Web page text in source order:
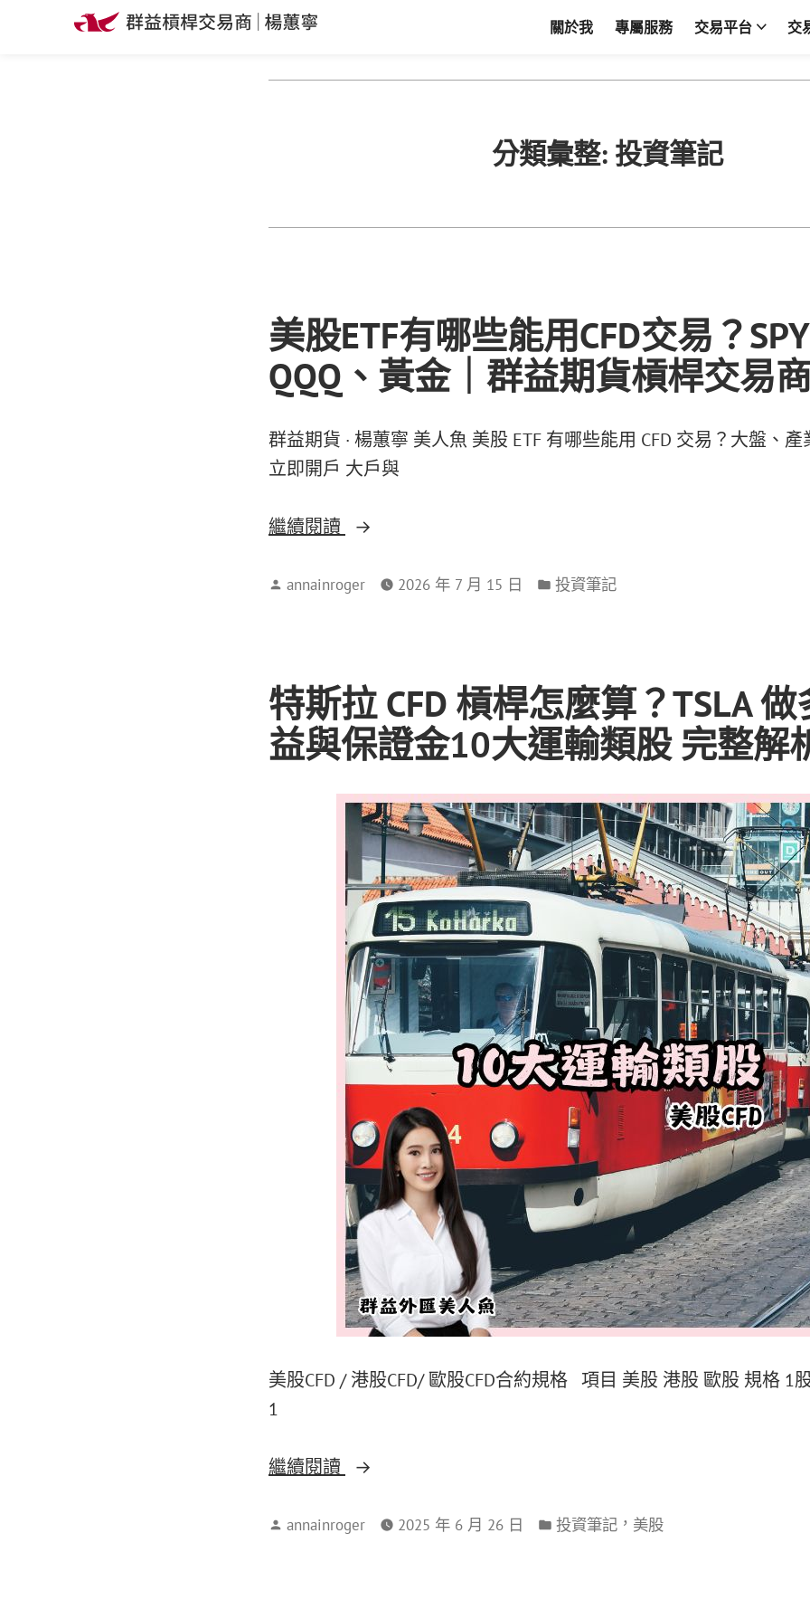
關於我 專屬服務 交易平台 交
分類彙整: 投資筆記
美股ETF有哪些能用CFD交易？
QQQ、黃金｜群益期貨槓桿交易
群益期貨 · 楊蕙寧 美人魚 美股 ETF 有哪些能用 CFD 交易？大盤、
立即開戶 大戶與
繼續閱讀
annainroger 2026 年 7 月 15 日 投資筆記
特斯拉 CFD 槓桿怎麼算？TSLA
益與保證金10大運輸類股 完整解
美股CFD / 港股CFD/ 歐股CFD合約規格 項目 美股 港股 歐股 規格 1
1
繼續閱讀
annainroger 2025 年 6 月 26 日 投資筆記 ， 美股